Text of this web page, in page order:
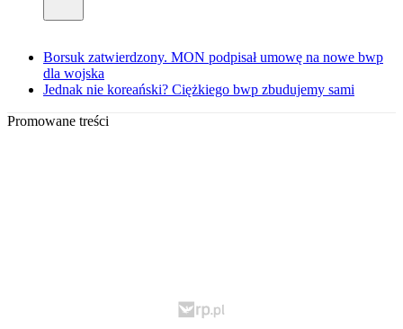
Borsuk zatwierdzony. MON podpisał umowę na nowe bwp
dla wojska
Jednak nie koreański? Ciężkiego bwp zbudujemy sami
Promowane treści